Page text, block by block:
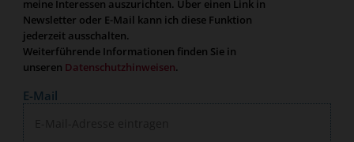
meine Interessen auszurichten. Über einen Link in
Newsletter oder E-Mail kann ich diese Funktion
jederzeit ausschalten.
Weiterführende Informationen finden Sie in
unseren Datenschutzhinweisen.
E-Mail